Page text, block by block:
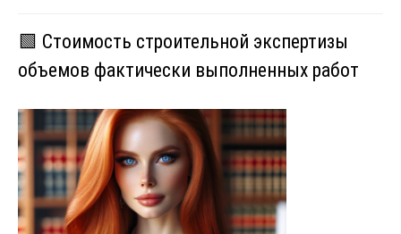
🟩 Стоимость строительной экспертизы
объемов фактически выполненных работ